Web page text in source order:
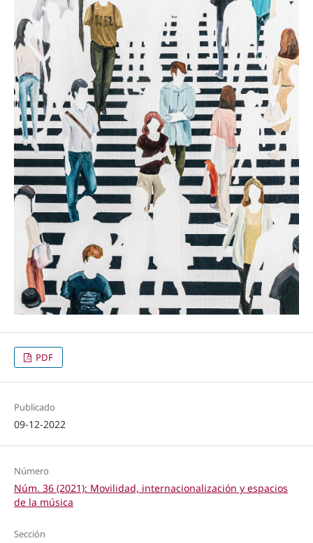
PDF
Publicado
09-12-2022
Número
Núm. 36 (2021): Movilidad, internacionalización y espacios
de la música
Sección